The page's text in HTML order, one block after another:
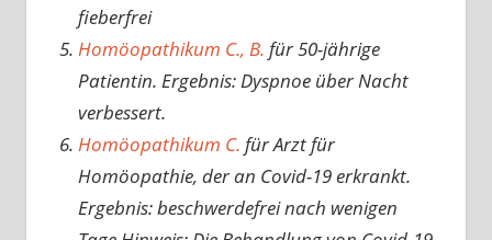
fieberfrei
Homöopathikum C., B. für 50-jährige
Patientin. Ergebnis: Dyspnoe über Nacht
verbessert.
Homöopathikum C. für Arzt für
Homöopathie, der an Covid-19 erkrankt.
Ergebnis: beschwerdefrei nach wenigen